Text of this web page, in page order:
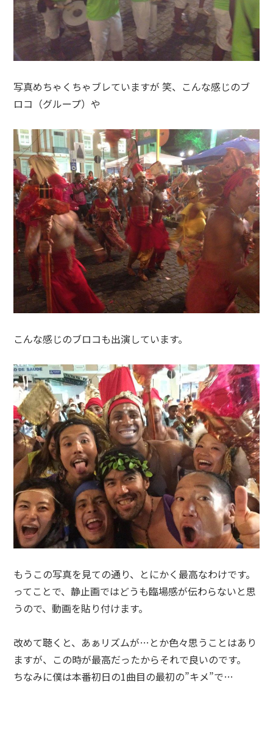
写真めちゃくちゃブレていますが 笑、こんな感じのブ
ロコ（グループ）や
こんな感じのブロコも出演しています。
もうこの写真を見ての通り、とにかく最高なわけです。
ってことで、静止画ではどうも臨場感が伝わらないと思
うので、動画を貼り付けます。
改めて聴くと、あぁリズムが…とか色々思うことはあり
ますが、この時が最高だったからそれで良いのです。
ちなみに僕は本番初日の1曲目の最初の”キメ”で…